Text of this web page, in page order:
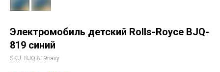
Электромобиль детский Rolls-Royce BJQ-
819 синий
SKU: BJQ-819navy